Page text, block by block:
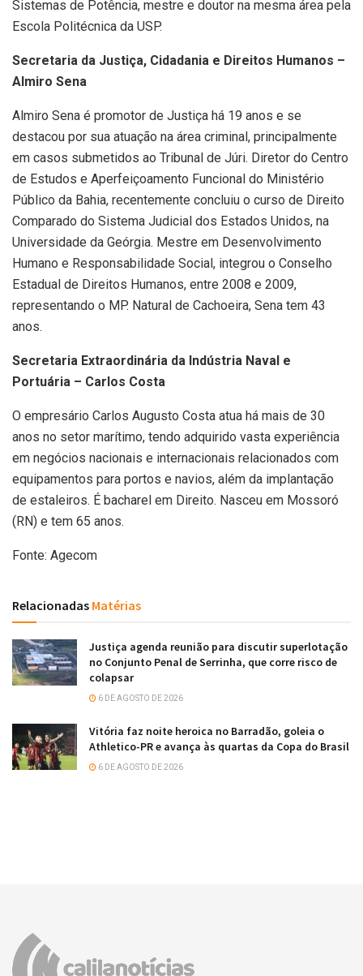
Sistemas de Potência, mestre e doutor na mesma área pela
Escola Politécnica da USP.
Secretaria da Justiça, Cidadania e Direitos Humanos –
Almiro Sena
Almiro Sena é promotor de Justiça há 19 anos e se
destacou por sua atuação na área criminal, principalmente
em casos submetidos ao Tribunal de Júri. Diretor do Centro
de Estudos e Aperfeiçoamento Funcional do Ministério
Público da Bahia, recentemente concluiu o curso de Direito
Comparado do Sistema Judicial dos Estados Unidos, na
Universidade da Geórgia. Mestre em Desenvolvimento
Humano e Responsabilidade Social, integrou o Conselho
Estadual de Direitos Humanos, entre 2008 e 2009,
representando o MP. Natural de Cachoeira, Sena tem 43
anos.
Secretaria Extraordinária da Indústria Naval e
Portuária – Carlos Costa
O empresário Carlos Augusto Costa atua há mais de 30
anos no setor marítimo, tendo adquirido vasta experiência
em negócios nacionais e internacionais relacionados com
equipamentos para portos e navios, além da implantação
de estaleiros. É bacharel em Direito. Nasceu em Mossoró
(RN) e tem 65 anos.
Fonte: Agecom
Relacionadas Matérias
Justiça agenda reunião para discutir superlotação
no Conjunto Penal de Serrinha, que corre risco de
colapsar
6 DE AGOSTO DE 2026
Vitória faz noite heroica no Barradão, goleia o
Athletico-PR e avança às quartas da Copa do Brasil
6 DE AGOSTO DE 2026